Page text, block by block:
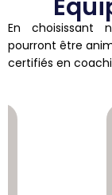
En choisissant
pourront être
certifiés en